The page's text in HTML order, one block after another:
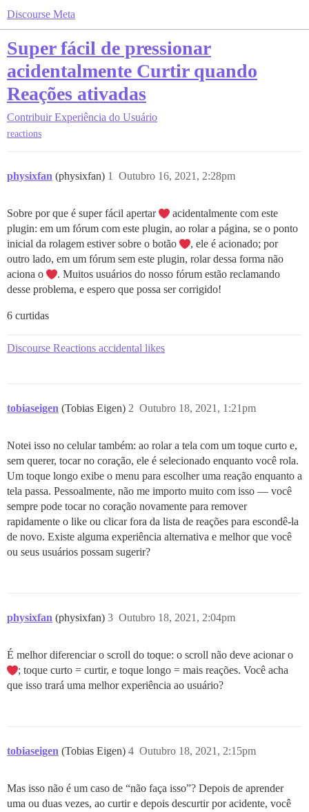
Discourse Meta
Super fácil de pressionar
acidentalmente Curtir quando
Reações ativadas
Contribuir Experiência do Usuário
reactions
physixfan (physixfan) Outubro 16, 2021, 2:28pm
1
Sobre por que é super fácil apertar
acidentalmente com este
plugin: em um fórum com este plugin, ao rolar a página, se o ponto
inicial da rolagem estiver sobre o botão
, ele é acionado; por
outro lado, em um fórum sem este plugin, rolar dessa forma não
aciona o
. Muitos usuários do nosso fórum estão reclamando
desse problema, e espero que possa ser corrigido!
6 curtidas
Discourse Reactions accidental likes
tobiaseigen (Tobias Eigen) Outubro 18, 2021, 1:21pm
2
Notei isso no celular também: ao rolar a tela com um toque curto e,
sem querer, tocar no coração, ele é selecionado enquanto você rola.
Um toque longo exibe o menu para escolher uma reação enquanto a
tela passa. Pessoalmente, não me importo muito com isso — você
sempre pode tocar no coração novamente para remover
rapidamente o like ou clicar fora da lista de reações para escondê-la
de novo. Existe alguma experiência alternativa e melhor que você
ou seus usuários possam sugerir?
physixfan (physixfan) Outubro 18, 2021, 2:04pm
3
É melhor diferenciar o scroll do toque: o scroll não deve acionar o
; toque curto = curtir, e toque longo = mais reações. Você acha
que isso trará uma melhor experiência ao usuário?
tobiaseigen (Tobias Eigen) Outubro 18, 2021, 2:15pm
4
Mas isso não é um caso de “não faça isso”? Depois de aprender
uma ou duas vezes, ao curtir e depois descurtir por acidente, você